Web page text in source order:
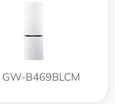
GW-B469BLCM